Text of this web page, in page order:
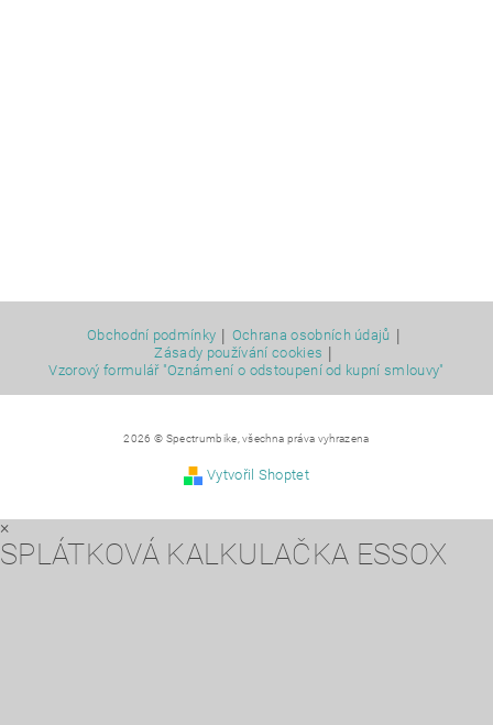
Obchodní podmínky | Ochrana osobních údajů |
Zásady používání cookies |
Vzorový formulář "Oznámení o odstoupení od kupní smlouvy"
2026 © Spectrumbike, všechna práva vyhrazena
Vytvořil Shoptet
×
SPLÁTKOVÁ KALKULAČKA ESSOX